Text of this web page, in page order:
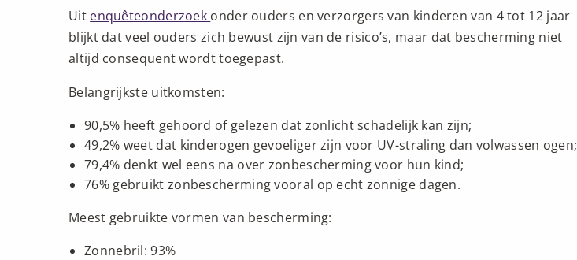
Uit enquêteonderzoek onder ouders en verzorgers van kinderen van 4 tot 12 jaar
blijkt dat veel ouders zich bewust zijn van de risico’s, maar dat bescherming niet
altijd consequent wordt toegepast.
Belangrijkste uitkomsten:
90,5% heeft gehoord of gelezen dat zonlicht schadelijk kan zijn;
49,2% weet dat kinderogen gevoeliger zijn voor UV-straling dan volwassen ogen;
79,4% denkt wel eens na over zonbescherming voor hun kind;
76% gebruikt zonbescherming vooral op echt zonnige dagen.
Meest gebruikte vormen van bescherming:
Zonnebril: 93%